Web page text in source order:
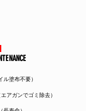
ル塗布不要）
エアガンでゴミ除去）